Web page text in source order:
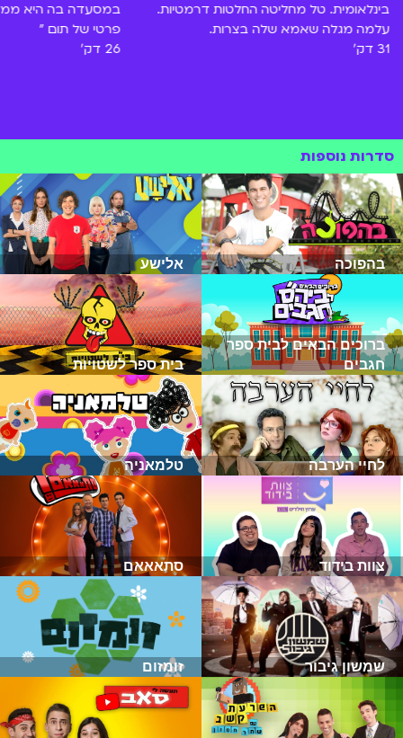
בינלאומית. טל מחליטה החלטות דרמטיות.
עלמה מגלה שאמא שלה בצרות.
31 דק'
במסעדה בה היא
פרטי של תום "
26 דק'
סדרות נוספות
בהפוכה אלישע
ברוכים הבאים לבית ספר
חגבים
בית ספר לשטויות
לחיי הערבה טלמאניה
צוות בידוד סתאאאם
שמשון גיבור זומזום